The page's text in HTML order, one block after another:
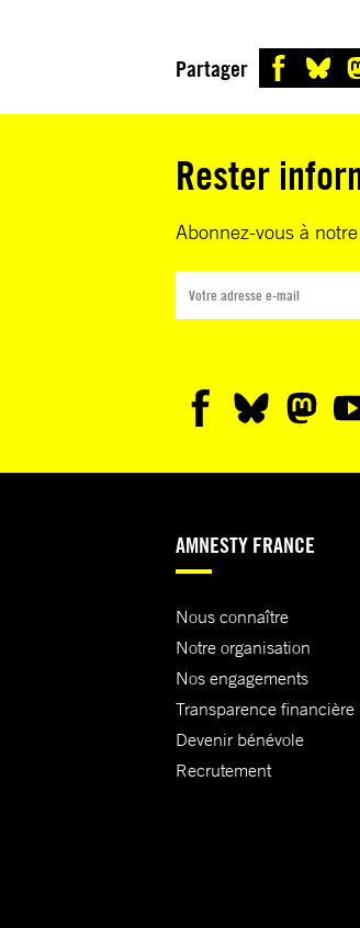
Partager
Rester
Abonnez-vous à
AMNESTY FRANCE
Nous connaître
Notre organisation
Nos engagements
Transparence financière
Devenir bénévole
Recrutement